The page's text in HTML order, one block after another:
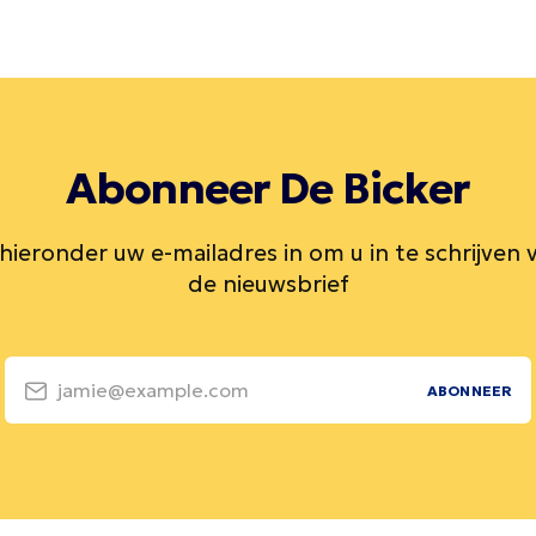
Abonneer De Bicker
uw e-mailadres in om u in te schrijven
de nieuwsbrief
jamie@example.com ABONNEER